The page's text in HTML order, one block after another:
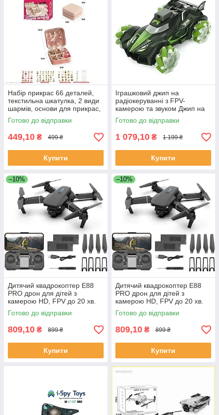
Набір прикрас 66 деталей,
текстильна шкатулка, 2 види
шармів, основи для прикрас,
металеві підвіски, 5568-4А
Готово до відправки
449,10 ₴ 499 ₴
Купити
Іграшковий джип на
радіокеруванні з FPV-
камерою та звуком Джип на
ролекових колесах з
підсвічуванням
Готово до відправки
1 079,10 ₴ 1 199 ₴
Купити
–10%
Дитячий квадрокоптер E88
PRO дрон для дітей з
камерою HD, FPV до 20 хв.
польоту \ кейс
Готово до відправки
809,10 ₴ 899 ₴
Купити
–10%
Дитячий квадрокоптер E88
PRO дрон для дітей з
камерою HD, FPV до 20 хв.
польоту \ кейс
Готово до відправки
809,10 ₴ 899 ₴
Купити